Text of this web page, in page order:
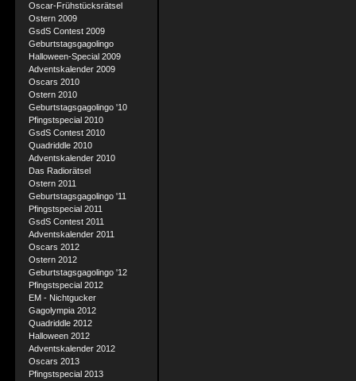
Oscar-Frühstücksrätsel
Ostern 2009
GsdS Contest 2009
Geburtstagsgagolingo
Halloween-Special 2009
Adventskalender 2009
Oscars 2010
Ostern 2010
Geburtstagsgagolingo '10
Pfingstspecial 2010
GsdS Contest 2010
Quadriddle 2010
Adventskalender 2010
Das Radiorätsel
Ostern 2011
Geburtstagsgagolingo '11
Pfingstspecial 2011
GsdS Contest 2011
Adventskalender 2011
Oscars 2012
Ostern 2012
Geburtstagsgagolingo '12
Pfingstspecial 2012
EM - Nichtgucker
Gagolympia 2012
Quadriddle 2012
Halloween 2012
Adventskalender 2012
Oscars 2013
Pfingstspecial 2013